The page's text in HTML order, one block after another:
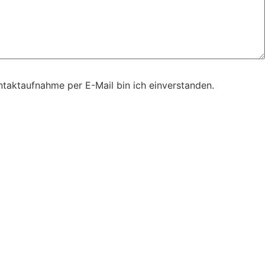
per E-Mail bin ich einverstanden.